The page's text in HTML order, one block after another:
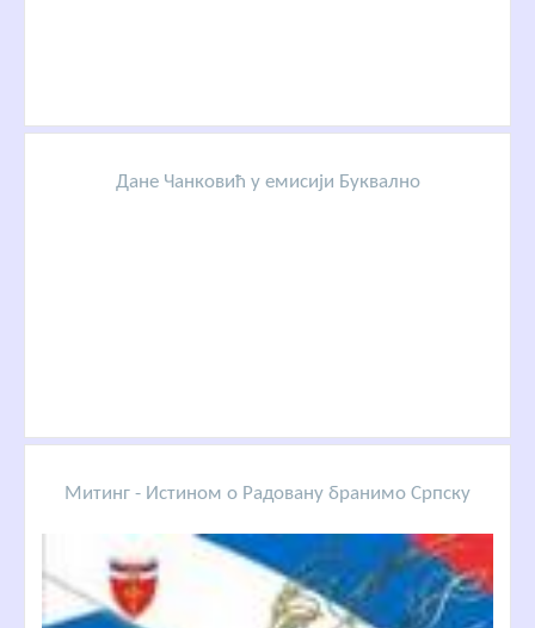
Дане Чанковић у емисији Буквално
Митинг - Истином о Радовану бранимо Српску